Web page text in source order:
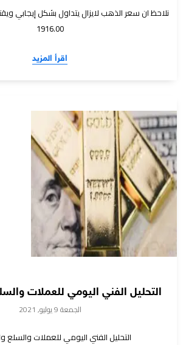
نلاحظ ان سعر الذهب لايزال يتداول بشكل إيجابي
1916.00
اقرأ المزيد
التحليل الفني اليومي للعملات
الجمعة 9 يوليو, 2021
التحليل الفني اليومي للعملات والسلع